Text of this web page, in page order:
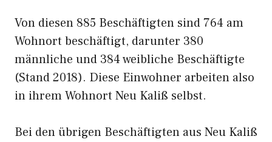
Von diesen 885 Beschäftigten sind 764 am
Wohnort beschäftigt, darunter 380
männliche und 384 weibliche Beschäftigte
(Stand 2018). Diese Einwohner arbeiten also
in ihrem Wohnort Neu Kaliß selbst.
Bei den übrigen Beschäftigten aus Neu Kaliß